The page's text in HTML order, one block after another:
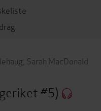
Sarah MacDonald
#5)